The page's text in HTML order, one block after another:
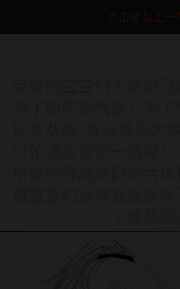
点击加载上一